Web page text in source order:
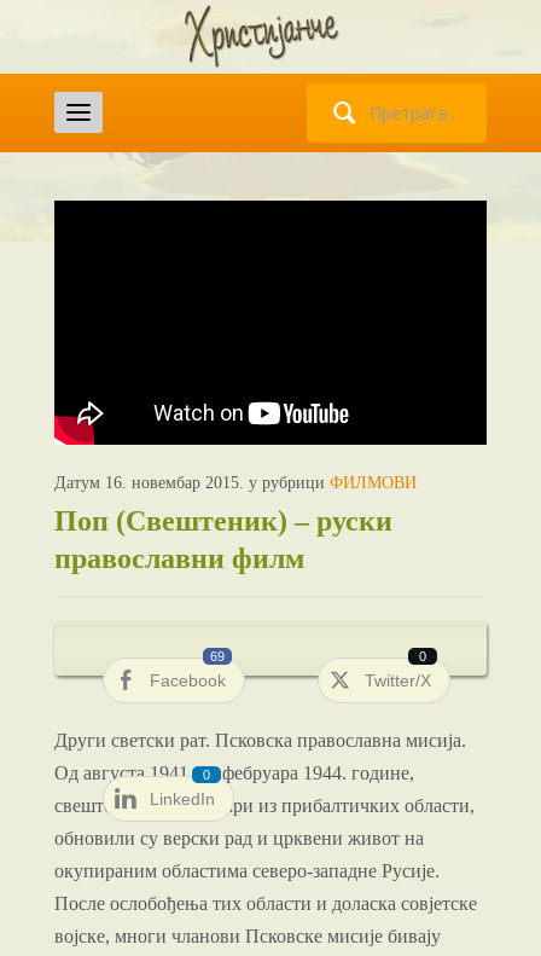
Датум 16. новембар 2015. у рубрици ФИЛМОВИ
Поп (Свештеник) – руски
православни филм
Facebook
69
Twitter/X
0
LinkedIn
0
Други светски рат. Псковска православна мисија.
Од августа 1941. до фебруара 1944. године,
свештеници-мисионари из прибалтичких области,
обновили су верски рад и црквени живот на
окупираним областима северо-западне Русије.
После ослобођења тих области и доласка совјетске
војске, многи чланови Псковске мисије бивају